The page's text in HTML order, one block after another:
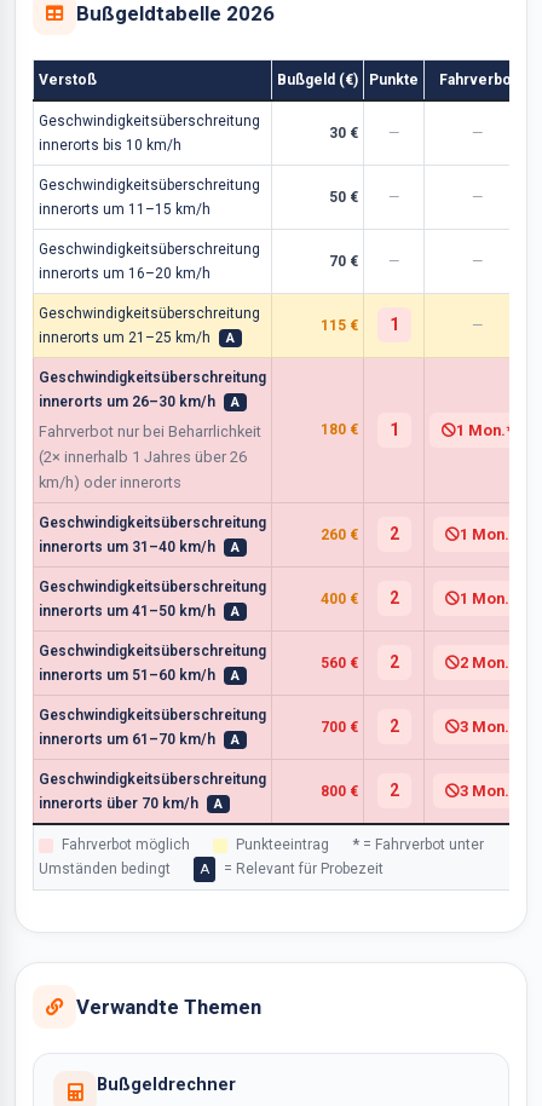
Bußgeldtabelle 2026
Verstoß Bußgeld (€) Punkte Fahrverbot
Geschwindigkeitsüberschreitung
innerorts bis 10 km/h
30 € — —
Geschwindigkeitsüberschreitung
innerorts um 11–15 km/h
50 € — —
Geschwindigkeitsüberschreitung
innerorts um 16–20 km/h
70 € — —
Geschwindigkeitsüberschreitung
innerorts um 21–25 km/h
A
115 € 1 —
Geschwindigkeitsüberschreitung
innerorts um 26–30 km/h
A
Fahrverbot nur bei Beharrlichkeit
(2× innerhalb 1 Jahres über 26
km/h) oder innerorts
180 € 1 1 Mon.*
Geschwindigkeitsüberschreitung
innerorts um 31–40 km/h
A
260 € 2 1 Mon.
Geschwindigkeitsüberschreitung
innerorts um 41–50 km/h
A
400 € 2 1 Mon.
Geschwindigkeitsüberschreitung
innerorts um 51–60 km/h
A
560 € 2 2 Mon.
Geschwindigkeitsüberschreitung
innerorts um 61–70 km/h
A
700 € 2 3 Mon.
Geschwindigkeitsüberschreitung
innerorts über 70 km/h
A
800 € 2 3 Mon.
Fahrverbot möglich Punkteeintrag * = Fahrverbot unter
Umständen bedingt
A = Relevant für Probezeit
Verwandte Themen
Bußgeldrechner